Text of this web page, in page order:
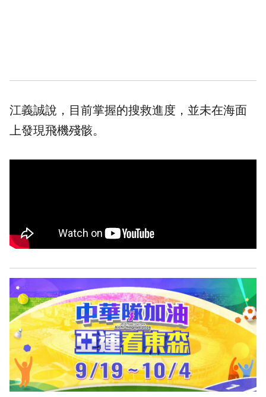
江義誠說，目前掌握的搜救進度，並未在海面
上發現飛機殘骸。